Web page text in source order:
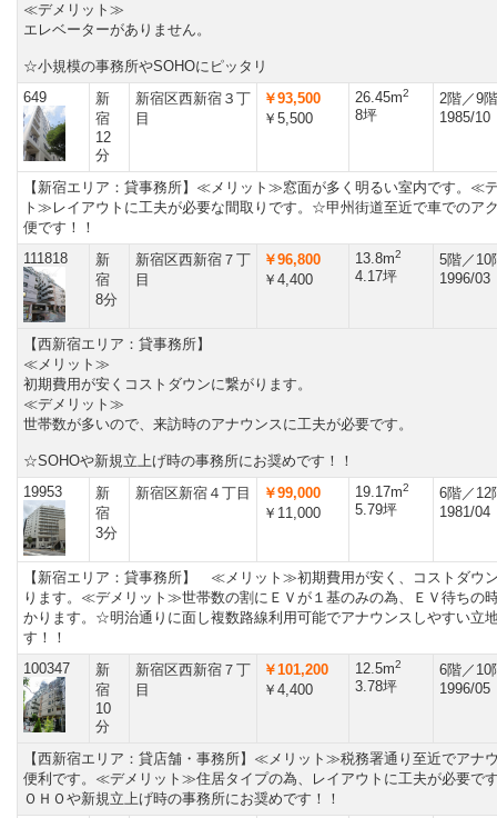
≪デメリット≫
エレベーターがありません。
☆小規模の事務所やSOHOにピッタリ
649
新
宿
12
分
新宿区西新宿３丁
目
￥93,500
￥5,500
26.45m2
8坪
2階／9
1985/10
【新宿エリア：貸事務所】≪メリット≫窓面が多く明るい室内です。≪
ト≫レイアウトに工夫が必要な間取りです。☆甲州街道至近で車でのア
便です！！
111818
新
宿
8分
新宿区西新宿７丁
目
￥96,800
￥4,400
13.8m2
4.17坪
5階／10
1996/03
【西新宿エリア：貸事務所】
≪メリット≫
初期費用が安くコストダウンに繋がります。
≪デメリット≫
世帯数が多いので、来訪時のアナウンスに工夫が必要です。
☆SOHOや新規立上げ時の事務所にお奨めです！！
19953
新
宿
3分
新宿区新宿４丁目
￥99,000
￥11,000
19.17m2
5.79坪
6階／12
1981/04
【新宿エリア：貸事務所】 ≪メリット≫初期費用が安く、コストダウ
ります。≪デメリット≫世帯数の割にＥＶが１基のみの為、ＥＶ待ちの
かります。☆明治通りに面し複数路線利用可能でアナウンスしやすい立
す！！
100347
新
宿
10
分
新宿区西新宿７丁
目
￥101,200
￥4,400
12.5m2
3.78坪
6階／10
1996/05
【西新宿エリア：貸店舗・事務所】≪メリット≫税務署通り至近でアナ
便利です。≪デメリット≫住居タイプの為、レイアウトに工夫が必要で
ＯＨＯや新規立上げ時の事務所にお奨めです！！